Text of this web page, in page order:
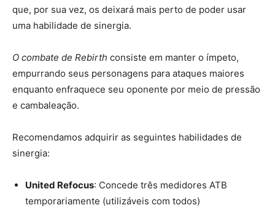
que, por sua vez, os deixará mais perto de poder usar
uma habilidade de sinergia.
O combate de Rebirth consiste em manter o ímpeto,
empurrando seus personagens para ataques maiores
enquanto enfraquece seu oponente por meio de pressão
e cambaleação.
Recomendamos adquirir as seguintes habilidades de
sinergia:
United Refocus: Concede três medidores ATB
temporariamente (utilizáveis ​​com todos)